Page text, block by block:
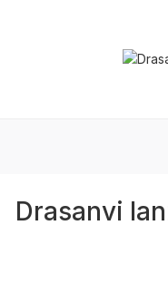
Drasanvi